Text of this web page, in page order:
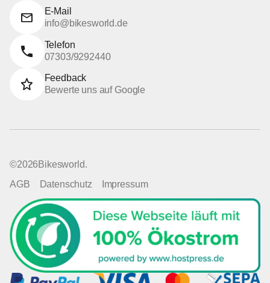
E-Mail
info@bikesworld.de
Telefon
07303/9292440
Feedback
Bewerte uns auf Google
©2026 Bikesworld.
AGB
Datenschutz Impressum